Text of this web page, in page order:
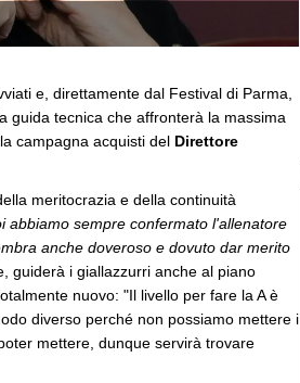
e, direttamente dal Festival di Parma,
guida tecnica che affronterà la massima
campagna acquisti del Direttore
meritocrazia e della continuità
abbiamo sempre confermato l'allenatore
anche doveroso e dovuto dar merito
guiderà i giallazzurri anche al piano
nuovo: "Il livello per fare la A è
diverso perché non possiamo mettere i
mettere, dunque servirà trovare